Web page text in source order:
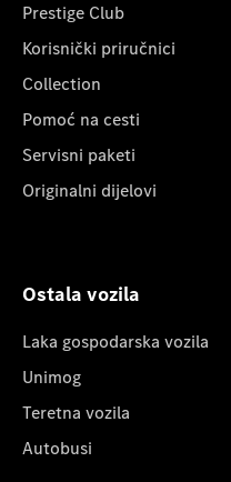
Prestige Club
Korisnički priručnici
Collection
Pomoć na cesti
Servisni paketi
Originalni dijelovi
Ostala vozila
Laka gospodarska vozila
Unimog
Teretna vozila
Autobusi